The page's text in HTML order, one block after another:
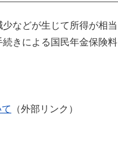
などが生じて所得が相当
きによる国民年金保険料
（外部リンク）